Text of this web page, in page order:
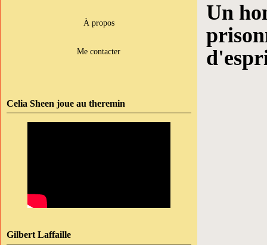
À propos
Me contacter
Celia Sheen joue au theremin
Gilbert Laffaille
Un